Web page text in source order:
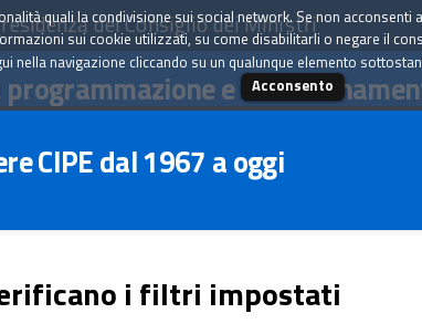
del Consiglio dei Ministri
e il
CIPE dal 1967 a oggi
i filtri impostati
quali la condivisione sui social network. Se non
sui cookie utilizzati, su come disabilitarli o negare il
nella navigazione cliccando su un qualunque elemento
Acconsento